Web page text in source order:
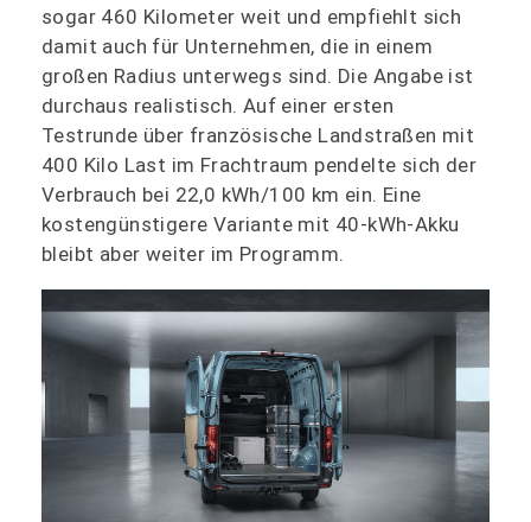
sogar 460 Kilometer weit und empfiehlt sich
damit auch für Unternehmen, die in einem
großen Radius unterwegs sind. Die Angabe ist
durchaus realistisch. Auf einer ersten
Testrunde über französische Landstraßen mit
400 Kilo Last im Frachtraum pendelte sich der
Verbrauch bei 22,0 kWh/100 km ein. Eine
kostengünstigere Variante mit 40-kWh-Akku
bleibt aber weiter im Programm.